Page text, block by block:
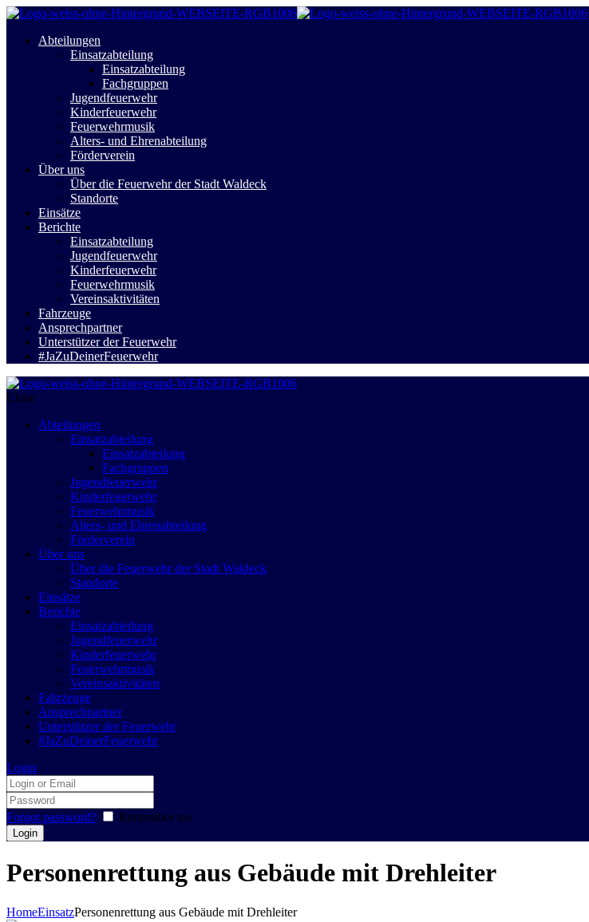
Abteilungen
Einsatzabteilung
Einsatzabteilung
Fachgruppen
Jugendfeuerwehr
Kinderfeuerwehr
Feuerwehrmusik
Alters- und Ehrenabteilung
Förderverein
Über uns
Über die Feuerwehr der Stadt Waldeck
Standorte
Einsätze
Berichte
Einsatzabteilung
Jugendfeuerwehr
Kinderfeuerwehr
Feuerwehrmusik
Vereinsaktivitäten
Fahrzeuge
Ansprechpartner
Unterstützer der Feuerwehr
#JaZuDeinerFeuerwehr
Close
Abteilungen
Einsatzabteilung
Einsatzabteilung
Fachgruppen
Jugendfeuerwehr
Kinderfeuerwehr
Feuerwehrmusik
Alters- und Ehrenabteilung
Förderverein
Über uns
Über die Feuerwehr der Stadt Waldeck
Standorte
Einsätze
Berichte
Einsatzabteilung
Jugendfeuerwehr
Kinderfeuerwehr
Feuerwehrmusik
Vereinsaktivitäten
Fahrzeuge
Ansprechpartner
Unterstützer der Feuerwehr
#JaZuDeinerFeuerwehr
Login
Forgot password? Remember me
Personenrettung aus Gebäude mit Drehleiter
HomeEinsatzPersonenrettung aus Gebäude mit Drehleiter